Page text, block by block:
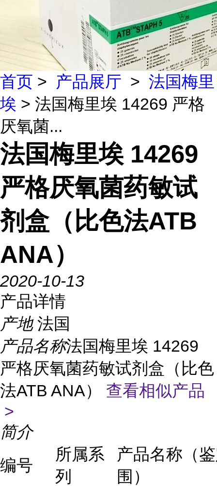
首页 > 产品展厅 > 法国梅里
埃 > 法国梅里埃 14269 严格
厌氧菌...
法国梅里埃 14269
严格厌氧菌药敏试
剂盒（比色法ATB
ANA）
2020-10-13
产品详情
产地 法国
产品名称法国梅里埃 14269
严格厌氧菌药敏试剂盒（比色
法ATB ANA） 查看相似产品
>
简介
编号
所属系
列
产品名称（
围）